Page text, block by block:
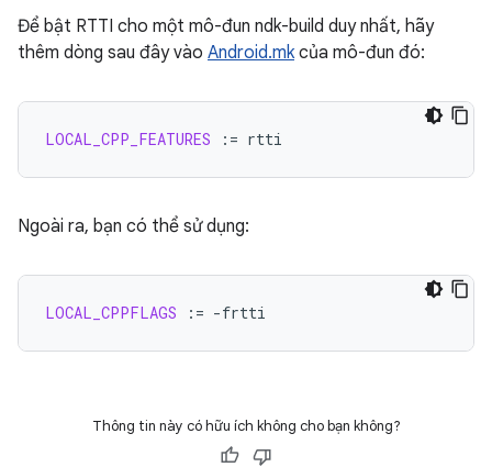
Để bật RTTI cho một mô-đun ndk-build duy nhất, hãy
thêm dòng sau đây vào Android.mkcủa mô-đun đó:
LOCAL_CPP_FEATURES :=
Ngoài ra, bạn có thể sử dụng:
LOCAL_CPPFLAGS :=
Thông tin này có hữu ích không cho bạn không?